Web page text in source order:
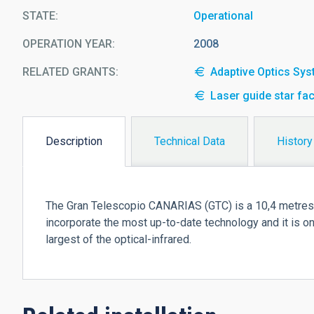
STATE Operational
OPERATION YEAR 2008
RELATED GRANTS:
Adaptive Optics
Laser guide star
Description
Technical Data History
The Gran Telescopio CANARIAS (GTC) is a 10,4
incorporate the most up-to-date technology and it is
largest of the optical-infrared.